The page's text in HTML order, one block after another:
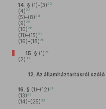
14. § (1)–(3) 22
(4) 23
(5)–(8) 24
(9) 25
(10) 26
(11)–(15) 27
(16)–(18) 28
15. § (1) 29
(2) 30
12. Az államháztartásról szóló
16. § (1)–(12) 31
(13) 32
(14)–(25) 33